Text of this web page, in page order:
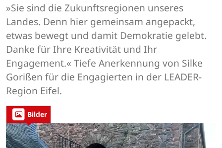
»Sie sind die Zukunftsregionen unseres
Landes. Denn hier gemeinsam angepackt,
etwas bewegt und damit Demokratie gelebt.
Danke für Ihre Kreativität und Ihr
Engagement.« Tiefe Anerkennung von Silke
Gorißen für die Engagierten in der LEADER-
Region Eifel.
Bilder